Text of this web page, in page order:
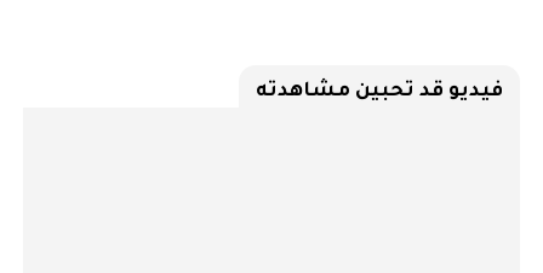
فيديو قد تحبين مشاهدته